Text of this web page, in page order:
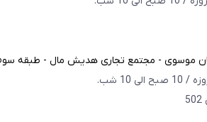
موسوی - مجتمع تجاری هدیش مال - طبقه سوم -
10 شب.